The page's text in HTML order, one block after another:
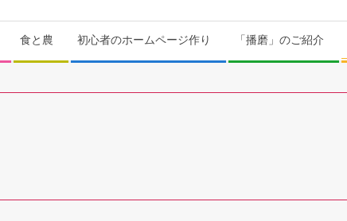
食と農 初心者のホームページ作り 「播磨」のご紹介